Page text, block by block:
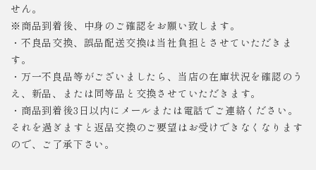
せん。
※商品到着後、中身のご確認をお願い致します。
・不良品交換、誤品配送交換は当社負担とさせていただきま
す。
・万一不良品等がございましたら、当店の在庫状況を確認のう
え、新品、または同等品と交換させていただきます。
・商品到着後3日以内にメールまたは電話でご連絡ください。
それを過ぎますと返品交換のご要望はお受けできなくなります
ので、ご了承下さい。